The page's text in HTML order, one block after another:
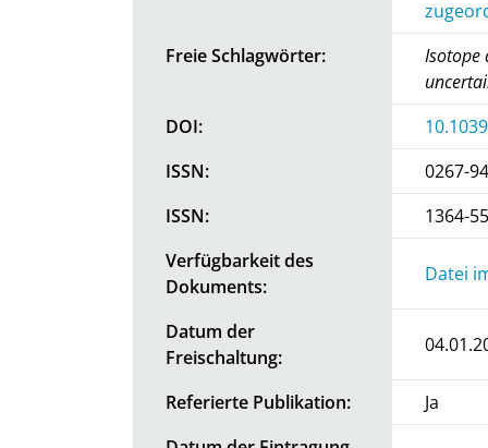
Freie Schlagwörter:
Isotope
DOI:
ISSN:
0267-
ISSN:
1364-
Verfügbarkeit des
Dokuments:
Datei
Datum der
Freischaltung:
Referierte Publikation:
Ja